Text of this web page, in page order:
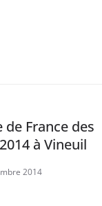
de France des
à Vineuil
2014